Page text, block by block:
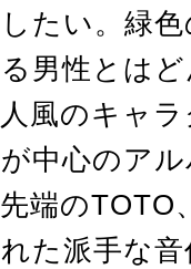
たい。緑
男性とは
風のキャラ
中心のア
端のTOTO
た派手な